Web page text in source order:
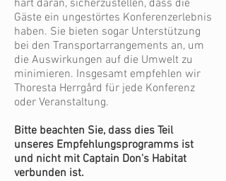
hart daran, sicherzustellen, dass die
Gäste ein ungestörtes Konferenzerlebnis
haben. Sie bieten sogar Unterstützung
bei den Transportarrangements an, um
die Auswirkungen auf die Umwelt zu
minimieren. Insgesamt empfehlen wir
Thoresta Herrgård für jede Konferenz
oder Veranstaltung.
Bitte beachten Sie, dass dies Teil
unseres Empfehlungsprogramms ist
und nicht mit Captain Don's Habitat
verbunden ist.